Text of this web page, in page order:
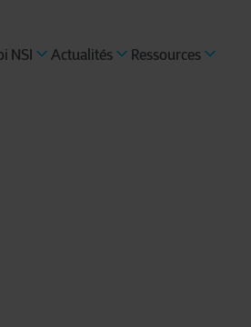
NSI Actualités Ressources